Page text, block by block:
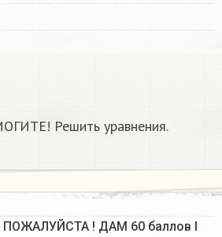
Решить уравнения.
! ДАМ 60 баллов I